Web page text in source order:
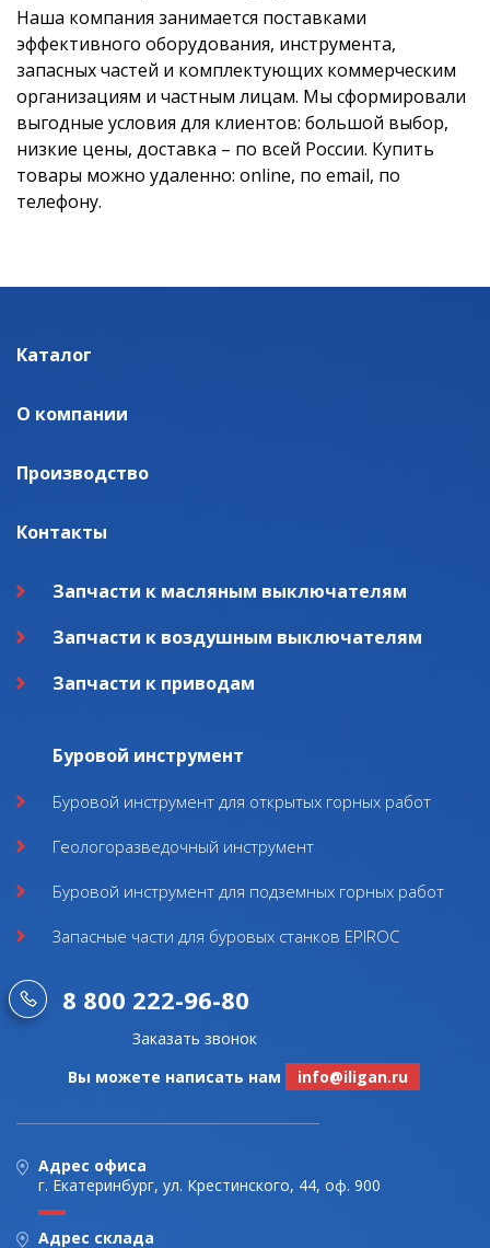
Наша компания занимается поставками
эффективного оборудования, инструмента,
запасных частей и комплектующих коммерческим
организациям и частным лицам. Мы сформировали
выгодные условия для клиентов: большой выбор,
низкие цены, доставка – по всей России. Купить
товары можно удаленно: online, по email, по
телефону.
Каталог
О компании
Производство
Контакты
Запчасти к масляным выключателям
Запчасти к воздушным выключателям
Запчасти к приводам
Буровой инструмент
Буровой инструмент для открытых горных работ
Геологоразведочный инструмент
Буровой инструмент для подземных горных работ
Запасные части для буровых станков EPIROC
8 800 222-96-80
Заказать звонок
Вы можете написать нам
info@iligan.ru
Адрес офиса
г. Екатеринбург, ул. Крестинского, 44, оф. 900
Адрес склада